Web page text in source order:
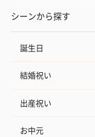
シーンから探す
誕生日
結婚祝い
出産祝い
お中元